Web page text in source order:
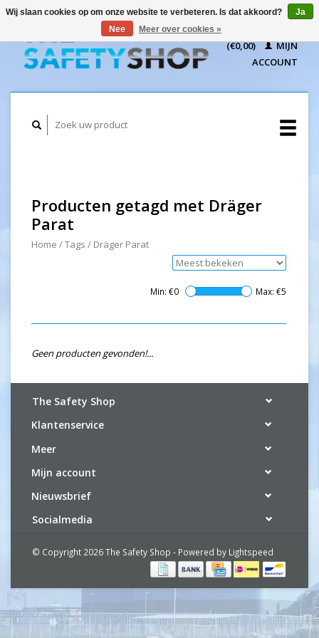
(€0,00)
MIJN
ACCOUNT
Producten getagd met Dräger
Parat
Home /Tags / Dräger Parat
Min: €0 Max: €5
Geen producten gevonden!...
The Safety Shop
Klantenservice
Meer
Mijn account
Nieuwsbrief
Socialmedia
© Copyright 2026 The Safety Shop - Powered by Lightspeed
Wij slaan cookies op om onze website te verbeteren. Is dat akkoord?
Ja
Nee
Meer over cookies »